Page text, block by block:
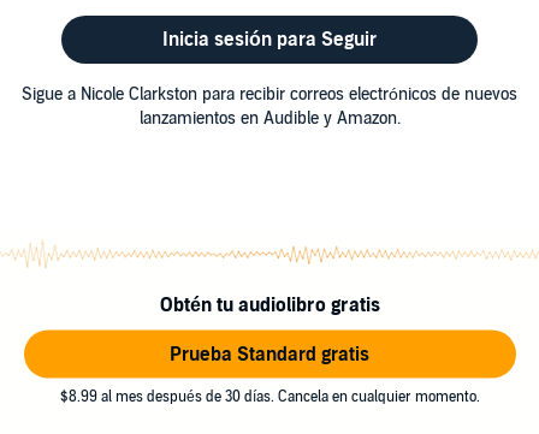
Inicia sesión para Seguir
Sigue a Nicole Clarkston para recibir correos electrónicos de nuevos
lanzamientos en Audible y Amazon.
Obtén tu audiolibro gratis
Prueba Standard gratis
$8.99 al mes después de 30 días. Cancela en cualquier momento.